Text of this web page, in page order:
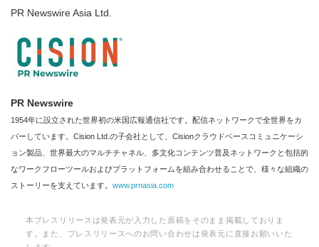
PR Newswire Asia Ltd.
PR Newswire
1954年に設立された世界初の米国広報通信社です。配信ネットワークで全世界をカ
バーしています。Cision Ltd.の子会社として、Cisionクラウドベースコミュニケーシ
ョン製品、世界最大のマルチチャネル、多文化コンテンツ普及ネットワークと包括的
なワークフローツールおよびプラットフォームを組み合わせることで、様々な組織の
ストーリーを支えています。 www.prnasia.com
本プレスリリースは発表元が入力した原稿をそのまま掲載しておりま
す。また、プレスリリースへのお問い合わせは発表元に直接お願いいた